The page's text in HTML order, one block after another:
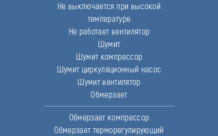
Не выключается при высокой
температуре
Не работает вентилятор
Шумит
Шумит компрессор
Шумит циркуляционный насос
Шумит вентилятор
Обмерзает
Обмерзает компрессор
Обмерзает терморегулирующий